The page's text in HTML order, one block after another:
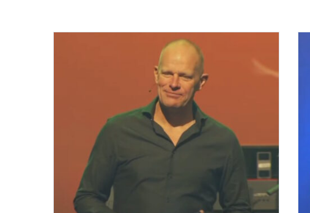
Kampvuurzondag – Kerk
buiten de muren dichtbij